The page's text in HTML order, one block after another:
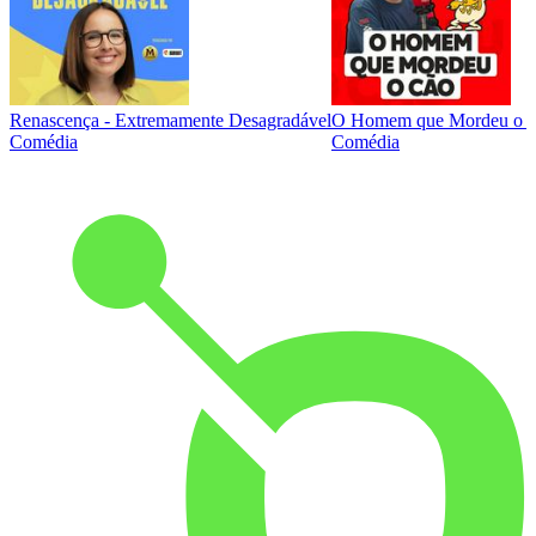
Renascença - Extremamente Desagradável
Comédia
O Homem que Mordeu o
Comédia